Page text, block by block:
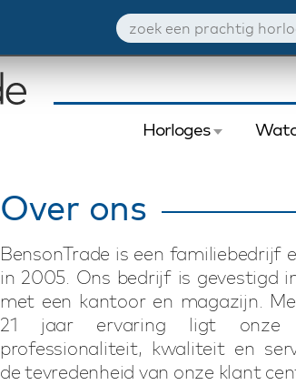
Horloges
Over ons
BensonTrade is een familiebedrijf
in 2005. Ons bedrijf is gevestigd
met een kantoor en magazijn.
21 jaar ervaring ligt onze
professionaliteit, kwaliteit en
de tevredenheid van onze klant